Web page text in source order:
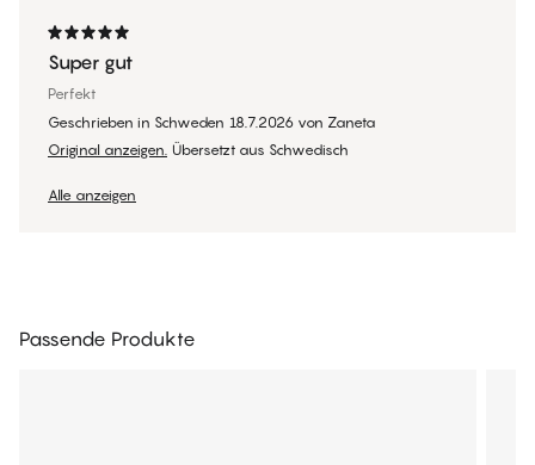
Super gut
Perfekt
Geschrieben in Schweden 18.7.2026 von Zaneta
Original anzeigen. Übersetzt aus Schwedisch
Alle anzeigen
Passende Produkte